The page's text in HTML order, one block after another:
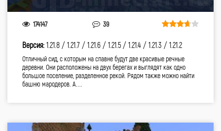
174147 39
Версия: 1.21.8 / 1.21.7 / 1.21.6 / 1.21.5 / 1.21.4 / 1.21.3 / 1.21.2
Отличный сид, с которым на спавне будут две красивые речные
деревни. Они расположены на двух берегах и выглядят как одно
большое поселение, разделенное рекой. Рядом также можно найти
башню мародеров. А…